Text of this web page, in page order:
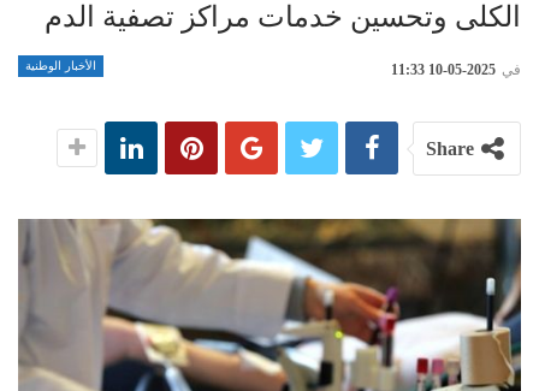
الكلى وتحسين خدمات مراكز تصفية الدم
الأخبار الوطنية في 2025-05-10 11:33
Share